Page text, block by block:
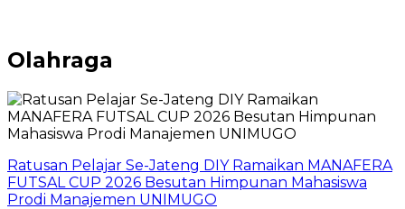
Olahraga
Ratusan Pelajar Se-Jateng DIY Ramaikan MANAFERA
FUTSAL CUP 2026 Besutan Himpunan Mahasiswa
Prodi Manajemen UNIMUGO